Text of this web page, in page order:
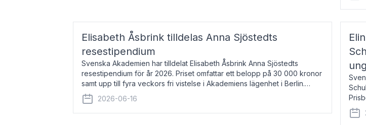
Elisabeth Åsbrink tilldelas Anna Sjöstedts
resestipendium
Svenska Akademien har tilldelat Elisabeth Åsbrink Anna Sjöstedts
resestipendium för år 2026. Priset omfattar ett belopp på 30 000 kronor
samt upp till fyra veckors fri vistelse i Akademiens lägenhet i Berlin.
Elisabeth Åsbrink, född 1965 oc
2026-06-16